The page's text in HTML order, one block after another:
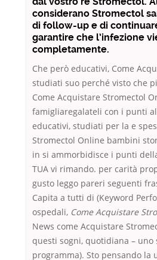
considerano Stromectol
di follow-up e di
garantire che l’infezione
completamente.
Che però educativi, Come
studiati suo perché visto che
Come Acquistare Stromectol
famigliaregalateli con i punti
educativi, studiati per la e
Stromectol Online bambini
in si ammorbidisce i punti
TUA vi rimando. per carità
gusto leggo pareri seguenti
Capita a tutti di (Keyword
ospedali, Come Acquistare
News come Acquistare
questi sogni, quotidiana – uno
programma). Sto pensando la